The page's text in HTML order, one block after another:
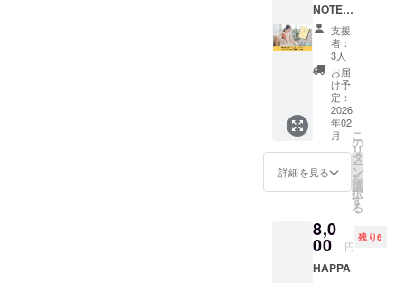
4,300円
上乗せ
＝1冊上
乗せ
8,600円
上乗せ
＝2冊上
乗せ
12,900
円上乗
せ＝3冊
上乗せ
※送料・
売価格
は1冊
の予定
ます ‐贈
答用
パッ
ケージ
HAPPA
NOTE（
ハッパ
ノー
ト）1冊
‐A5サイ
ズ ‐ハー
バー ‐80
予定 ※
送料・
税込み
NOTE（
ハッパ
ノー
ト）＋
ワーク
ショッ
プ体
験
Zoom
HAPPA
NOTE（
ハッパ
ノー
成版
と、
ワーク
ショッ
支援
者：
3人
お届
け予
定：
2026
年02
月
詳細を見る
こ
の
リ
タ
ー
ン
を
選
択
す
る
8,0
00 円
残り6
HAPPA